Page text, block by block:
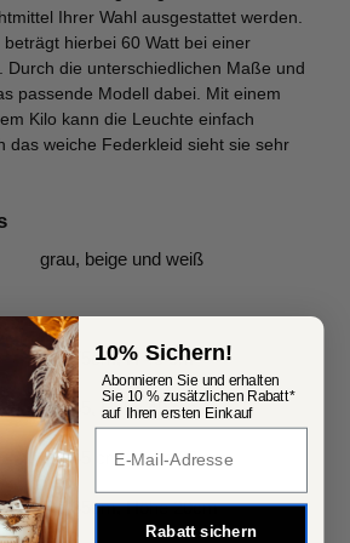
Ihrer Wahl ausgestattet werden.
hierbei 60 Watt bei einer
Durch die unterschiedlichen Maße und
passende Modell dabei. Mit einem
Kilo kann die Leuchte einfach
das weiche Federkleid sieht sie sehr
grau, beige und weiß
= ø 75cm, H 45 cm
= ø 65, Höhe 40 cm
= ø 45 cm, Höhe 30 cm
= ø 35cm, Höhe 20cm
10% Sichern!
Abonnieren Sie und erhalten
Sie 10 % zusätzlichen Rabatt*
auf Ihren ersten Einkauf
Rabatt sichern